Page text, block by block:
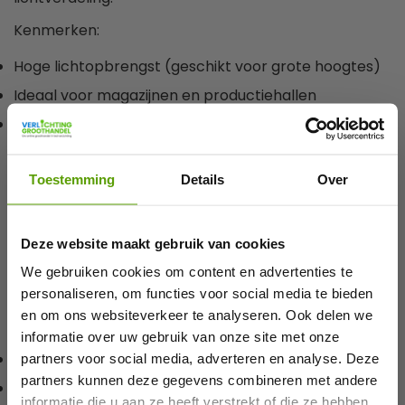
Toestemming Details Over
Deze website maakt gebruik van cookies
We gebruiken cookies om content en advertenties te
personaliseren, om functies voor social media te bieden
en om ons websiteverkeer te analyseren. Ook delen we
informatie over uw gebruik van onze site met onze
partners voor social media, adverteren en analyse. Deze
partners kunnen deze gegevens combineren met andere
informatie die u aan ze heeft verstrekt of die ze hebben
Kenmerken:
Hoge lichtopbrengst (geschikt voor grote hoogtes)
Ideaal voor magazijnen en productiehallen
Efficiënte verlichting van grote oppervlaktes
LED batten en waterdichte TL verlichting
verlichting) zijn perfect voor magazijnen waar
robuuste en betrouwbare verlichting nodig is. Denk
aan gangpaden, opslagruimtes en laadzones.
Voordelen:
Bestand tegen stof en vocht (IP65/IP66)
Ideaal voor industriële omgevingen
Welkom bij Verlichtinggroothandel!
Schrijf je in voor onze nieuwsbrief en ontvang 5%
korting op je eerste bestelling.
Email